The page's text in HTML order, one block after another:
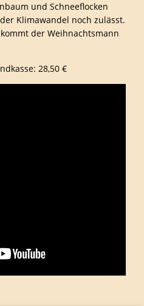
und Schneeflocken
Klimawandel noch zulässt.
der Weihnachtsmann
28,50 €